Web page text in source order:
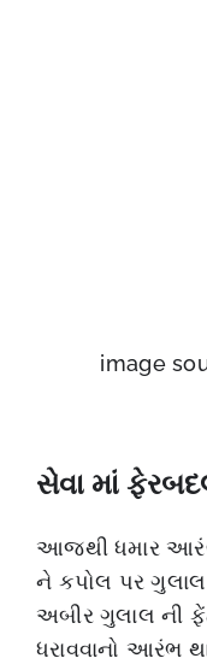
image
સેવા માં
આજથી ધમાર
ને કપોલ પર
અબીર ગુલાલ ની
ધરાવવાનો આરંભ